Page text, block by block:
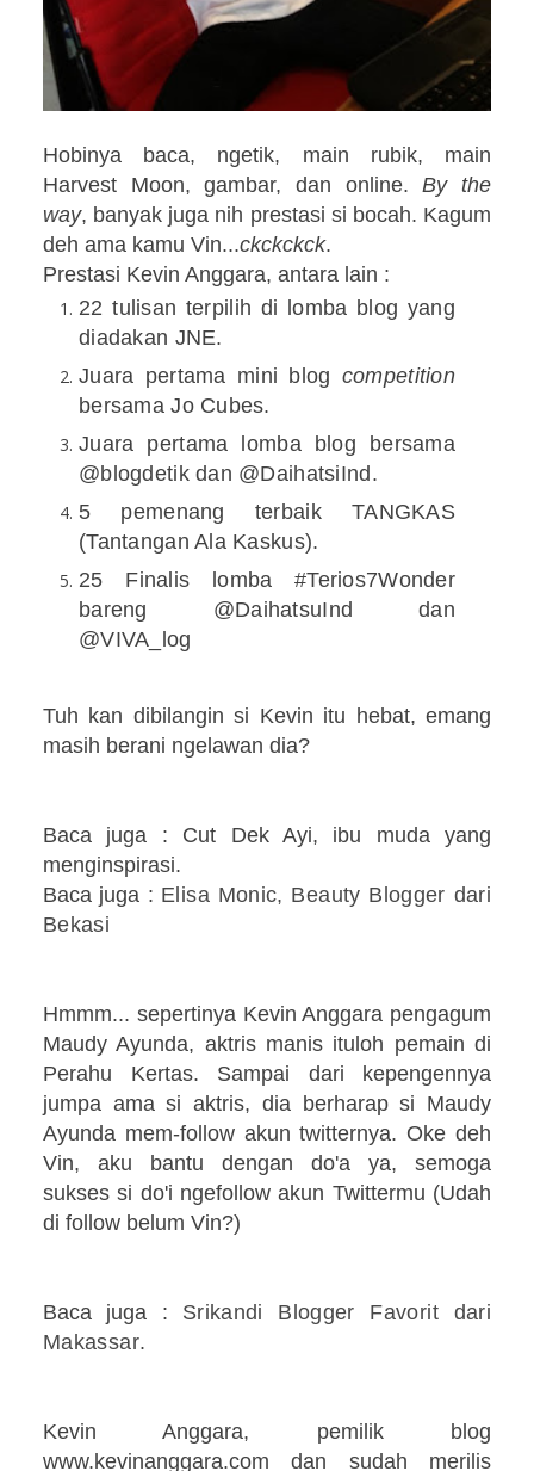
Hobinya baca, ngetik, main rubik, main
Harvest Moon, gambar, dan online. By the
way, banyak juga nih prestasi si bocah. Kagum
deh ama kamu Vin...ckckckck.
Prestasi Kevin Anggara, antara lain :
22 tulisan terpilih di lomba blog yang
diadakan JNE.
Juara pertama mini blog competition
bersama Jo Cubes.
Juara pertama lomba blog bersama
@blogdetik dan @DaihatsiInd.
5 pemenang terbaik TANGKAS
(Tantangan Ala Kaskus).
25 Finalis lomba #Terios7Wonder
bareng @DaihatsuInd dan
@VIVA_log
Tuh kan dibilangin si Kevin itu hebat, emang
masih berani ngelawan dia?
Baca juga : Cut Dek Ayi, ibu muda yang
menginspirasi.
Baca juga : Elisa Monic, Beauty Blogger dari
Bekasi
Hmmm... sepertinya Kevin Anggara pengagum
Maudy Ayunda, aktris manis ituloh pemain di
Perahu Kertas. Sampai dari kepengennya
jumpa ama si aktris, dia berharap si Maudy
Ayunda mem-follow akun twitternya. Oke deh
Vin, aku bantu dengan do'a ya, semoga
sukses si do'i ngefollow akun Twittermu (Udah
di follow belum Vin?)
Baca juga : Srikandi Blogger Favorit dari
Makassar.
Kevin Anggara, pemilik blog
www.kevinanggara.com dan sudah merilis